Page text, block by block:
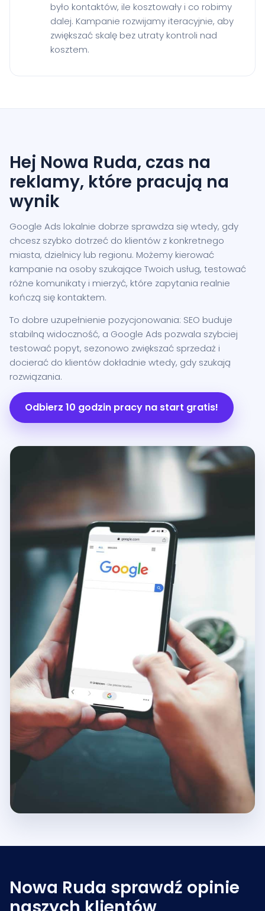
było kontaktów, ile kosztowały i co robimy
dalej. Kampanie rozwijamy iteracyjnie, aby
zwiększać skalę bez utraty kontroli nad
kosztem.
Hej Nowa Ruda, czas na
reklamy, które pracują na
wynik
Google Ads lokalnie dobrze sprawdza się wtedy, gdy
chcesz szybko dotrzeć do klientów z konkretnego
miasta, dzielnicy lub regionu. Możemy kierować
kampanie na osoby szukające Twoich usług, testować
różne komunikaty i mierzyć, które zapytania realnie
kończą się kontaktem.
To dobre uzupełnienie pozycjonowania: SEO buduje
stabilną widoczność, a Google Ads pozwala szybciej
testować popyt, sezonowo zwiększać sprzedaż i
docierać do klientów dokładnie wtedy, gdy szukają
rozwiązania.
Odbierz 10 godzin pracy na start gratis!
Nowa Ruda sprawdź opinie